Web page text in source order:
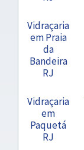
Vidraçaria
em Praia
da
Bandeira
RJ
Vidraçaria
em
Paquetá
RJ